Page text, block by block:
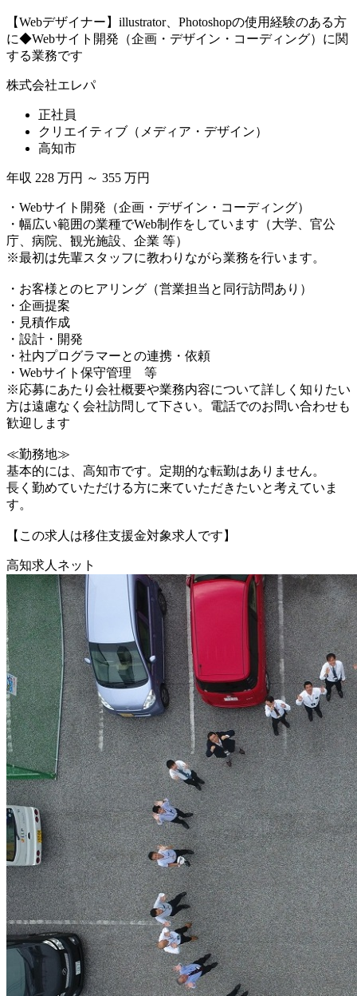
【Webデザイナー】illustrator、Photoshopの使用経験のある方
に◆Webサイト開発（企画・デザイン・コーディング）に関
する業務です
株式会社エレパ
正社員
クリエイティブ（メディア・デザイン）
高知市
年収 228 万円 ～ 355 万円
・Webサイト開発（企画・デザイン・コーディング）
・幅広い範囲の業種でWeb制作をしています（大学、官公
庁、病院、観光施設、企業 等）
※最初は先輩スタッフに教わりながら業務を行います。
・お客様とのヒアリング（営業担当と同行訪問あり）
・企画提案
・見積作成
・設計・開発
・社内プログラマーとの連携・依頼
・Webサイト保守管理 等
※応募にあたり会社概要や業務内容について詳しく知りたい
方は遠慮なく会社訪問して下さい。電話でのお問い合わせも
歓迎します
≪勤務地≫
基本的には、高知市です。定期的な転勤はありません。
長く勤めていただける方に来ていただきたいと考えていま
す。
【この求人は移住支援金対象求人です】
高知求人ネット